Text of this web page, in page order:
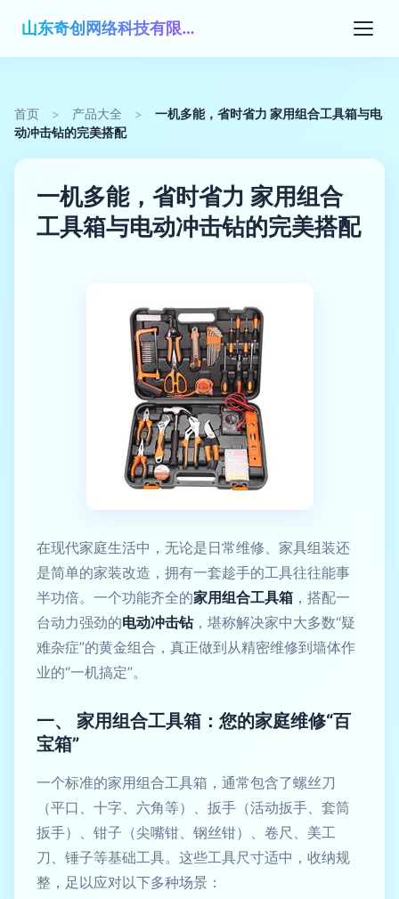
山东奇创网络科技有限公司
首页 > 产品大全 >
一机多能，省时省力 家用组合工具箱与电
动冲击钻的完美搭配
一机多能，省时省力 家用组合
工具箱与电动冲击钻的完美搭配
在现代家庭生活中，无论是日常维修、家具组装还
是简单的家装改造，拥有一套趁手的工具往往能事
半功倍。一个功能齐全的家用组合工具箱 ，搭配一
台动力强劲的电动冲击钻，堪称解决家中大多数“疑
难杂症”的黄金组合，真正做到从精密维修到墙体作
业的“一机搞定”。
一、 家用组合工具箱：您的家庭维修“百
宝箱”
一个标准的家用组合工具箱，通常包含了螺丝刀
（平口、十字、六角等）、扳手（活动扳手、套筒
扳手）、钳子（尖嘴钳、钢丝钳）、卷尺、美工
刀、锤子等基础工具。这些工具尺寸适中，收纳规
整，足以应对以下多种场景：